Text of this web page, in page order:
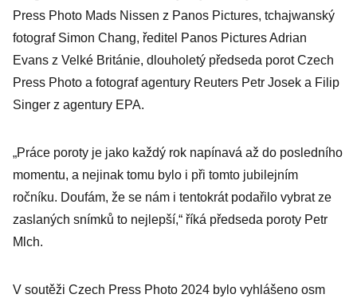
Press Photo Mads Nissen z Panos Pictures, tchajwanský
fotograf Simon Chang, ředitel Panos Pictures Adrian
Evans z Velké Británie, dlouholetý předseda porot Czech
Press Photo a fotograf agentury Reuters Petr Josek a Filip
Singer z agentury EPA.
„Práce poroty je jako každý rok napínavá až do posledního
momentu, a nejinak tomu bylo i při tomto jubilejním
ročníku. Doufám, že se nám i tentokrát podařilo vybrat ze
zaslaných snímků to nejlepší,“ říká předseda poroty Petr
Mlch.
V soutěži Czech Press Photo 2024 bylo vyhlášeno osm